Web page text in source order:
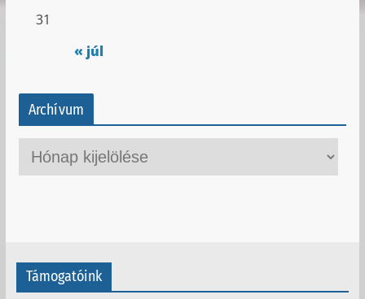
« júl
31
Archívum
r
Támogatóink